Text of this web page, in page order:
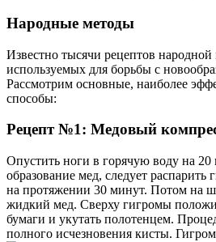
Народные методы
Известно тысячи рецептов
используемых для борьбы с
Рассмотрим основные, наиболее
способы:
Рецепт №1: Медовый
Опустить ноги в горячую воду на 20
образование мед, следует распарить
на протяжении 30 минут. Потом на
жидкий мед. Сверху гигромы
бумаги и укутать полотенцем.
полного исчезновения кисты.